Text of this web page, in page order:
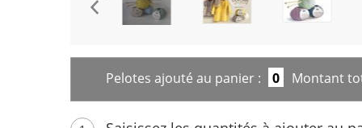
Pelotes ajouté au panier : 0 Montant